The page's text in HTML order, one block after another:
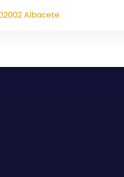
Albacete